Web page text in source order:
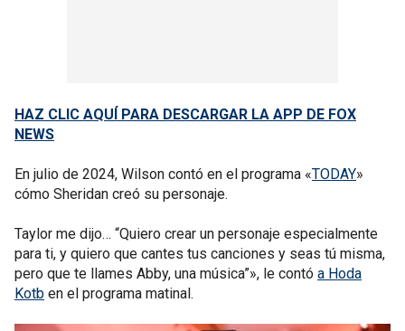
HAZ CLIC AQUÍ PARA DESCARGAR LA APP DE FOX
NEWS
En julio de 2024, Wilson contó en el programa «TODAY»
cómo Sheridan creó su personaje.
Taylor me dijo… “Quiero crear un personaje especialmente
para ti, y quiero que cantes tus canciones y seas tú misma,
pero que te llames Abby, una música”», le contó a Hoda
Kotb en el programa matinal.